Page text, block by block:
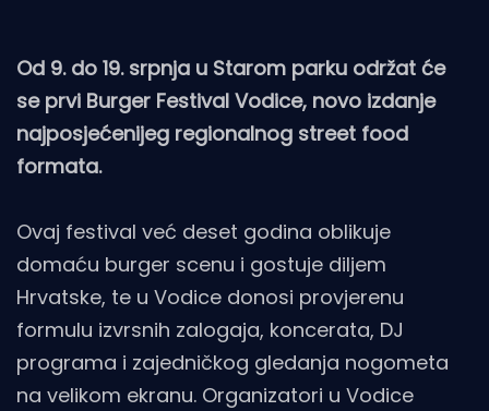
Od 9. do 19. srpnja u Starom parku održat će
se prvi Burger Festival Vodice, novo izdanje
najposjećenijeg regionalnog street food
formata.
Ovaj festival već deset godina oblikuje
domaću burger scenu i gostuje diljem
Hrvatske, te u Vodice donosi provjerenu
formulu izvrsnih zalogaja, koncerata, DJ
programa i zajedničkog gledanja nogometa
na velikom ekranu. Organizatori u Vodice